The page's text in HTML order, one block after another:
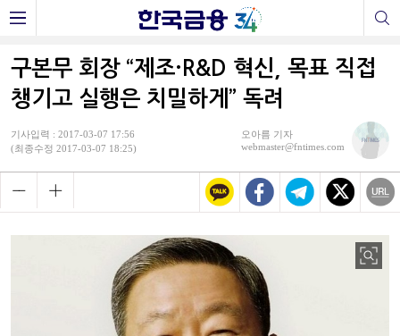
구본무 회장 “제조·R&D 혁신, 목표 직접
챙기고 실행은 치밀하게” 독려
기사입력 : 2017-03-07 17:56
(최종수정 2017-03-07 18:25)
오아름 기자
webmaster@fntimes.com